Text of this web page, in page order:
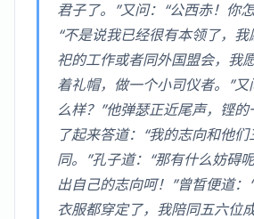
君子了。”又问：“公西赤！你
“不是说我已经很有本领了，
祀的工作或者同外国盟会，我
着礼帽，做一个小司仪者。”又
么样？”他弹瑟正近尾声，铿
了起来答道：“我的志向和他
同。”孔子道：“那有什么妨碍
出自己的志向呵！”曾晳便道：
衣服都穿定了，我陪同五六位